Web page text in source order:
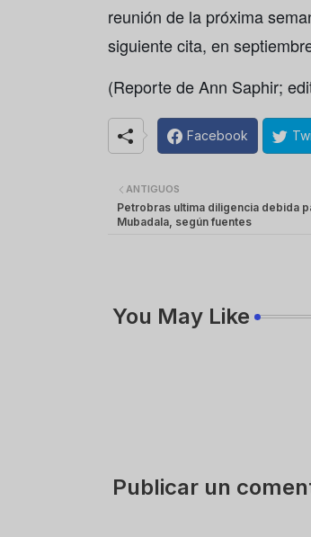
reunión de la próxima
siguiente cita, en
(Reporte de Ann Saphir;
Facebook
ANTIGUOS
Petrobras ultima diligencia debida
Mubadala, según fuentes
You May Like
Publicar un